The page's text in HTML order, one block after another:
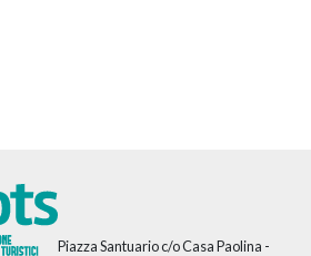
Piazza Santuario c/o Casa Paolina -